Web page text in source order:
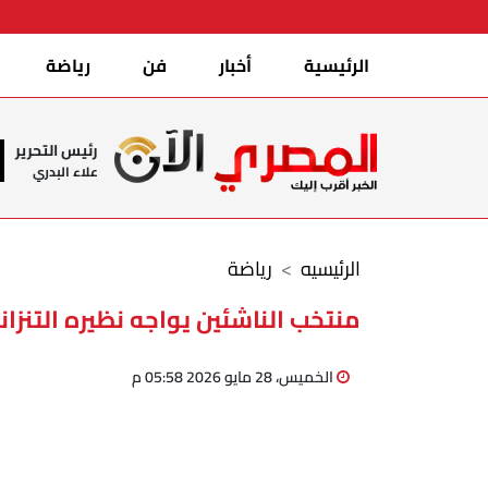
الرئيسية أخبار فن رياضة
رئيس التحرير
علاء البدري
رياضة الرئيسيه
منتخب الناشئين يواجه نظيره
الخميس، 28 مايو 2026 05:58 م